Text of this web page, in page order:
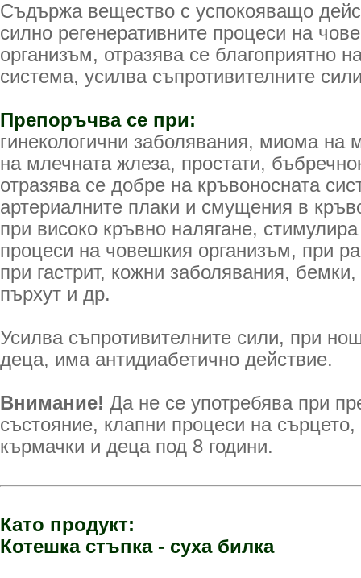
Съдържа вещество с успокояващо
силно регенеративните процеси на
организъм, отразява се благоприятно
система, усилва съпротивителните
Препоръчва се при:
гинекологични заболявания, миома на
на млечната жлеза, простати,
отразява се добре на кръвоносната
артериалните плаки и смущения в
при високо кръвно налягане,
процеси на човешкия организъм, при
при гастрит, кожни заболявания,
пърхут и др.
Усилва съпротивителните сили, при
деца, има антидиабетично действие.
Внимание! Да не се употребява при
състояние, клапни процеси на
кърмачки и деца под 8 години.
Като продукт:
Котешка стъпка - суха билка